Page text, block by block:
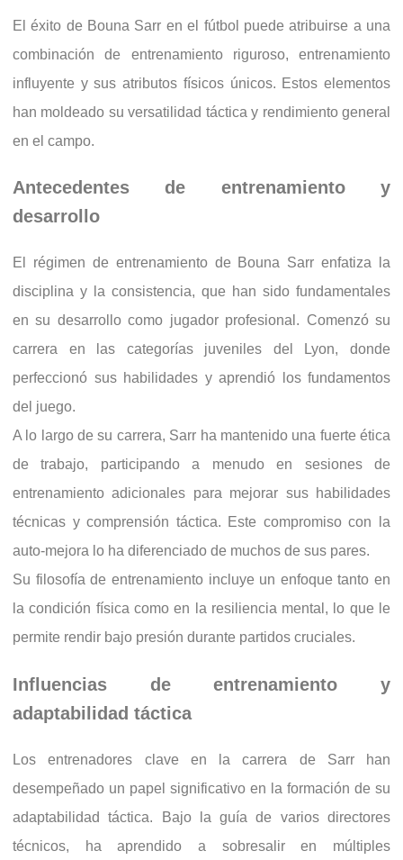
El éxito de Bouna Sarr en el fútbol puede atribuirse a una
combinación de entrenamiento riguroso, entrenamiento
influyente y sus atributos físicos únicos. Estos elementos
han moldeado su versatilidad táctica y rendimiento general
en el campo.
Antecedentes de entrenamiento y
desarrollo
El régimen de entrenamiento de Bouna Sarr enfatiza la
disciplina y la consistencia, que han sido fundamentales
en su desarrollo como jugador profesional. Comenzó su
carrera en las categorías juveniles del Lyon, donde
perfeccionó sus habilidades y aprendió los fundamentos
del juego.
A lo largo de su carrera, Sarr ha mantenido una fuerte ética
de trabajo, participando a menudo en sesiones de
entrenamiento adicionales para mejorar sus habilidades
técnicas y comprensión táctica. Este compromiso con la
auto-mejora lo ha diferenciado de muchos de sus pares.
Su filosofía de entrenamiento incluye un enfoque tanto en
la condición física como en la resiliencia mental, lo que le
permite rendir bajo presión durante partidos cruciales.
Influencias de entrenamiento y
adaptabilidad táctica
Los entrenadores clave en la carrera de Sarr han
desempeñado un papel significativo en la formación de su
adaptabilidad táctica. Bajo la guía de varios directores
técnicos, ha aprendido a sobresalir en múltiples